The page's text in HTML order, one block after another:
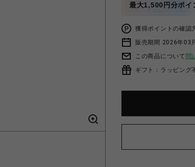
最大1,500円分ポイ
獲得ポイントの確認
販売期間 2026年03
この商品について 問
ギフト：ラッピング